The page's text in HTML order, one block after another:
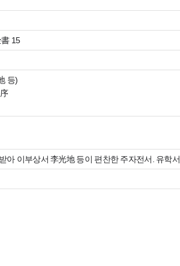
15
등)
아 이부상서 李光地 등이 편찬한 주자전서. 유학서.